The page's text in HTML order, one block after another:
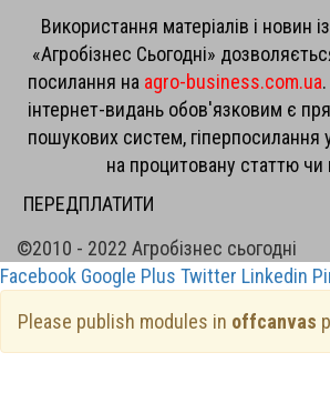
Використання матеріалів і новин
«Агробізнес Сьогодні»
посилання на agro-business.com.ua
інтернет-видань обов'язковим є
пошукових систем, гіперпосилання
на процитовану статтю чи
ПЕРЕДПЛАТИТИ
©2010 - 2022 Агробізнес сьогодні
Facebook Google Plus Twitter Linkedin
Please publish modules in offcanvas